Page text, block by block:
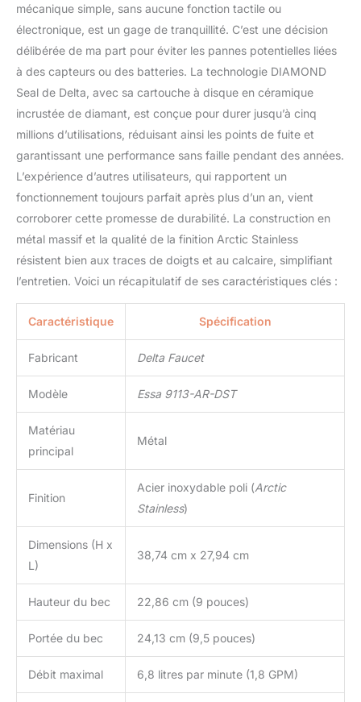
mécanique simple, sans aucune fonction tactile ou
électronique, est un gage de tranquillité. C’est une décision
délibérée de ma part pour éviter les pannes potentielles liées
à des capteurs ou des batteries. La technologie DIAMOND
Seal de Delta, avec sa cartouche à disque en céramique
incrustée de diamant, est conçue pour durer jusqu’à cinq
millions d’utilisations, réduisant ainsi les points de fuite et
garantissant une performance sans faille pendant des années.
L’expérience d’autres utilisateurs, qui rapportent un
fonctionnement toujours parfait après plus d’un an, vient
corroborer cette promesse de durabilité. La construction en
métal massif et la qualité de la finition Arctic Stainless
résistent bien aux traces de doigts et au calcaire, simplifiant
l’entretien. Voici un récapitulatif de ses caractéristiques clés :
Caractéristique Spécification
Fabricant Delta Faucet
Modèle Essa 9113-AR-DST
Matériau
principal
Métal
Finition
Acier inoxydable poli (Arctic
Stainless)
Dimensions (H x
L)
38,74 cm x 27,94 cm
Hauteur du bec 22,86 cm (9 pouces)
Portée du bec 24,13 cm (9,5 pouces)
Débit maximal 6,8 litres par minute (1,8 GPM)